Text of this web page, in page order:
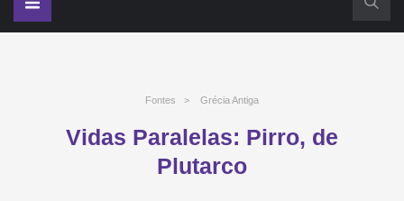
Fontes > Grécia Antiga
Vidas Paralelas: Pirro, de
Plutarco